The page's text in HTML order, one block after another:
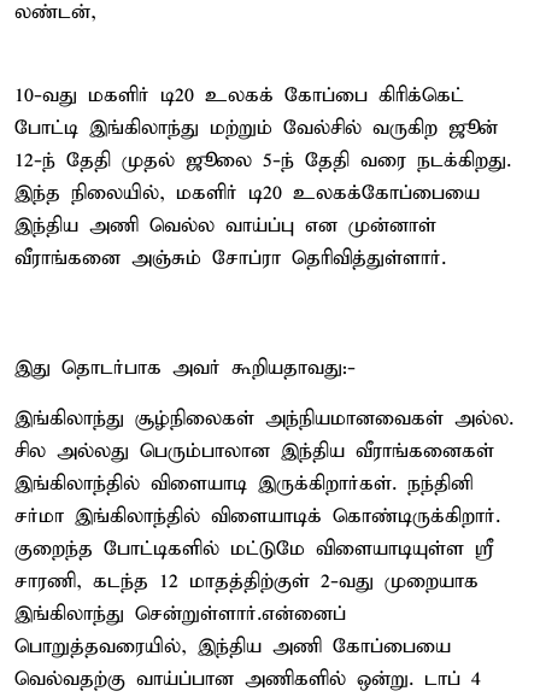
லண்டன்,
10-வது மகளிர் டி20 உலகக் கோப்பை கிரிக்கெட்
போட்டி இங்கிலாந்து மற்றும் வேல்சில் வருகிற ஜூன்
12-ந் தேதி முதல் ஜூலை 5-ந் தேதி வரை நடக்கிறது.
இந்த நிலையில், மகளிர் டி20 உலகக்கோப்பையை
இந்திய அணி வெல்ல வாய்ப்பு என முன்னாள்
வீராங்கனை அஞ்சும் சோப்ரா தெரிவித்துள்ளார்.
இது தொடர்பாக அவர் கூறியதாவது:-
இங்கிலாந்து சூழ்நிலைகள் அந்நியமானவைகள் அல்ல.
சில அல்லது பெரும்பாலான இந்திய வீராங்கனைகள்
இங்கிலாந்தில் விளையாடி இருக்கிறார்கள். நந்தினி
சர்மா இங்கிலாந்தில் விளையாடிக் கொண்டிருக்கிறார்.
குறைந்த போட்டிகளில் மட்டுமே விளையாடியுள்ள ஸ்ரீ
சாரணி, கடந்த 12 மாதத்திற்குள் 2-வது முறையாக
இங்கிலாந்து சென்றுள்ளார்.என்னைப்
பொறுத்தவரையில், இந்திய அணி கோப்பையை
வெல்வதற்கு வாய்ப்பான அணிகளில் ஒன்று. டாப் 4